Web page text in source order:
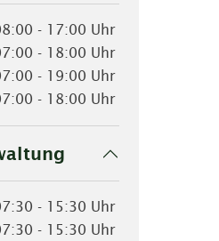
- 17:00 Uhr
- 18:00 Uhr
- 19:00 Uhr
- 18:00 Uhr
- 15:30 Uhr
- 15:30 Uhr